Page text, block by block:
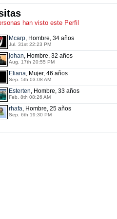
han visto este Perfil
Mcarp, Hombre, 34 años
Jul. 31st 22:23 PM
johan, Hombre, 32 años
Aug. 17th 20:55 PM
Eliana, Mujer, 46 años
Sep. 5th 03:08 AM
Esterten, Hombre, 33 años
Feb. 8th 08:26 AM
rhafa, Hombre, 25 años
Sep. 6th 19:30 PM